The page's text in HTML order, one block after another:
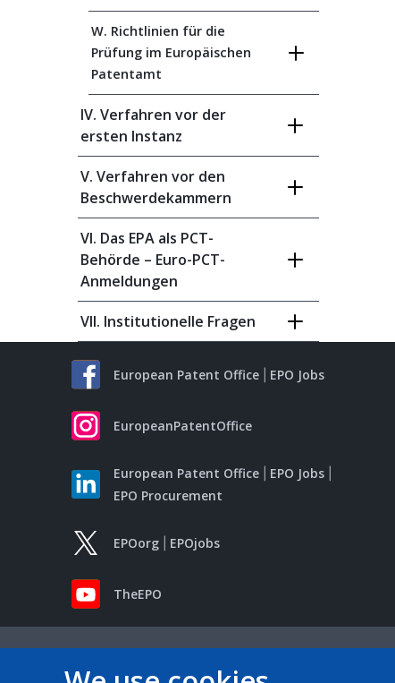
W. Richtlinien für die
Prüfung im Europäischen
Patentamt
IV. Verfahren vor der
ersten Instanz
V. Verfahren vor den
Beschwerdekammern
VI. Das EPA als PCT-
Behörde – Euro-PCT-
Anmeldungen
VII. Institutionelle Fragen
European Patent Office EPO Jobs
EuropeanPatentOffice
European Patent Office
EPO Jobs
EPO Procurement
EPOorg EPOjobs
TheEPO